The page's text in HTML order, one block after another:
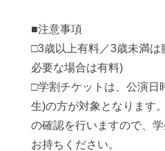
■注意事項
□3歳以上有料／3歳未満は
必要な場合は有料)
□学割チケットは、公演日
生)の方が対象となります
の確認を行いますので、
お持ちください。